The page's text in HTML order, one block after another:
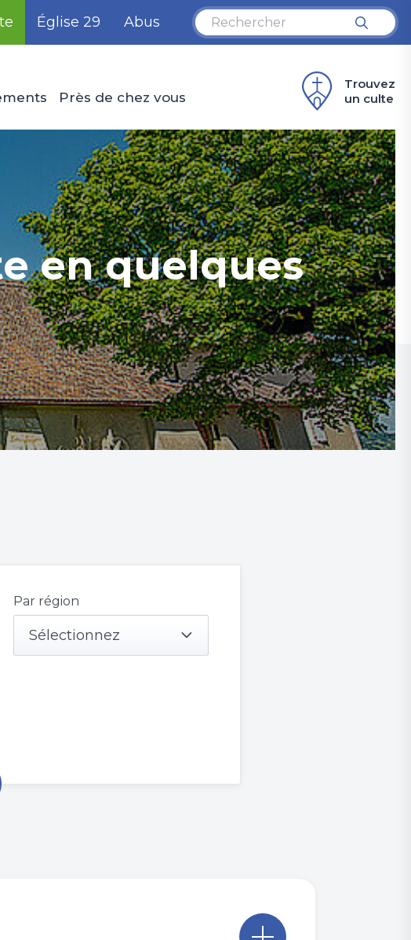
Église 29 Abus
Près de chez vous
Trouvez
un culte
en quelques
Par région
Sélectionnez